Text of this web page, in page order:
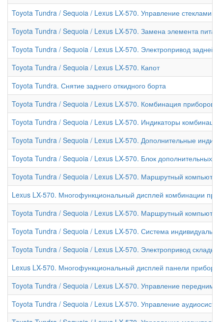
Toyota Tundra / Sequoia / Lexus LX-570. Управление стеклами
Toyota Tundra / Sequoia / Lexus LX-570. Замена элемента
Toyota Tundra / Sequoia / Lexus LX-570. Электропривод
Toyota Tundra / Sequoia / Lexus LX-570. Капот
Toyota Tundra. Снятие заднего откидного борта
Toyota Tundra / Sequoia / Lexus LX-570. Комбинация приборов
Toyota Tundra / Sequoia / Lexus LX-570. Индикаторы
Toyota Tundra / Sequoia / Lexus LX-570. Дополнительные
Toyota Tundra / Sequoia / Lexus LX-570. Блок дополнительных
Toyota Tundra / Sequoia / Lexus LX-570. Маршрутный компьютер
Lexus LX-570. Многофункциональный дисплей комбинации
Toyota Tundra / Sequoia / Lexus LX-570. Маршрутный компьютер
Toyota Tundra / Sequoia / Lexus LX-570. Система
Toyota Tundra / Sequoia / Lexus LX-570. Электропривод
Lexus LX-570. Многофункциональный дисплей панели
Toyota Tundra / Sequoia / Lexus LX-570. Управление передним
Toyota Tundra / Sequoia / Lexus LX-570. Управление